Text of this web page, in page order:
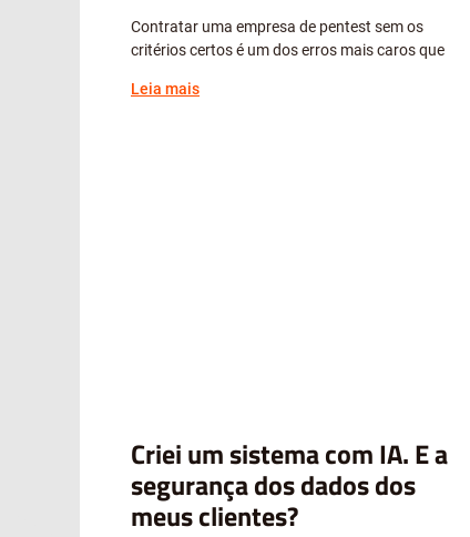
Contratar uma empresa de pentest sem os
critérios certos é um dos erros mais caros que
Leia mais
Criei um sistema com IA. E a
segurança dos dados dos
meus clientes?